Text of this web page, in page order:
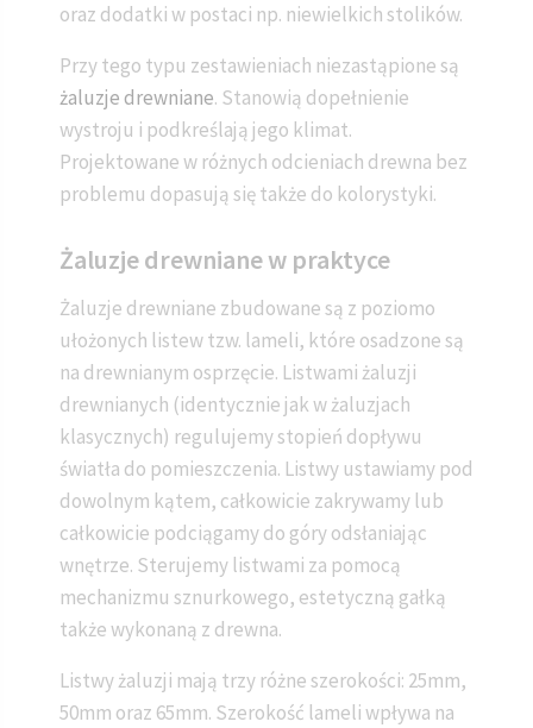
oraz dodatki w postaci np. niewielkich stolików.
Przy tego typu zestawieniach niezastąpione są
żaluzje drewniane. Stanowią dopełnienie
wystroju i podkreślają jego klimat.
Projektowane w różnych odcieniach drewna bez
problemu dopasują się także do kolorystyki.
Żaluzje drewniane w praktyce
Żaluzje drewniane zbudowane są z poziomo
ułożonych listew tzw. lameli, które osadzone są
na drewnianym osprzęcie. Listwami żaluzji
drewnianych (identycznie jak w żaluzjach
klasycznych) regulujemy stopień dopływu
światła do pomieszczenia. Listwy ustawiamy pod
dowolnym kątem, całkowicie zakrywamy lub
całkowicie podciągamy do góry odsłaniając
wnętrze. Sterujemy listwami za pomocą
mechanizmu sznurkowego, estetyczną gałką
także wykonaną z drewna.
Listwy żaluzji mają trzy różne szerokości: 25mm,
50mm oraz 65mm. Szerokość lameli wpływa na